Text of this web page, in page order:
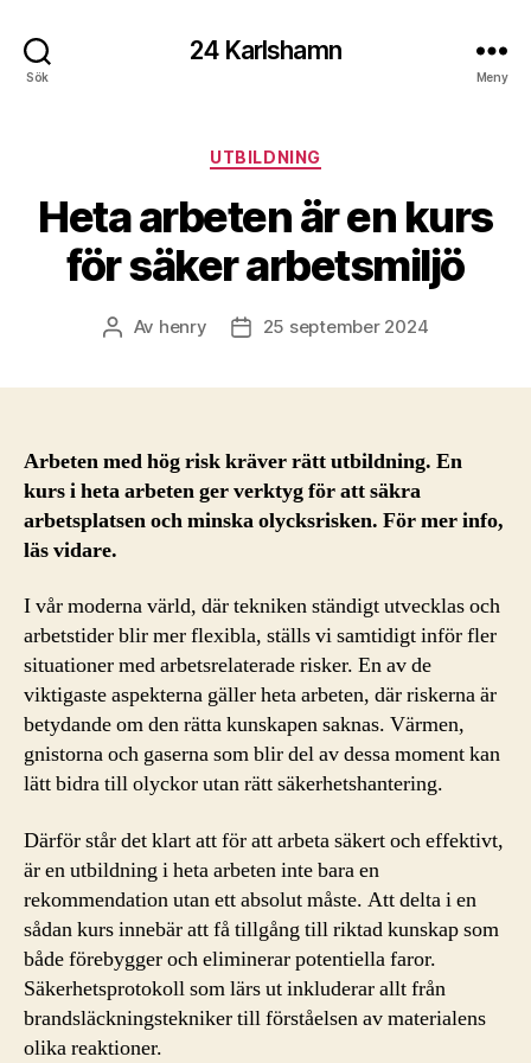
Sök
24 Karlshamn
Meny
Kategorier
UTBILDNING
Heta arbeten är en kurs
för säker arbetsmiljö
Inläggsförfattare
Av henry Inläggsdatum
25 september 2024
Arbeten med hög risk kräver rätt utbildning. En
kurs i heta arbeten ger verktyg för att säkra
arbetsplatsen och minska olycksrisken. För mer info,
läs vidare.
I vår moderna värld, där tekniken ständigt utvecklas och
arbetstider blir mer flexibla, ställs vi samtidigt inför fler
situationer med arbetsrelaterade risker. En av de
viktigaste aspekterna gäller heta arbeten, där riskerna är
betydande om den rätta kunskapen saknas. Värmen,
gnistorna och gaserna som blir del av dessa moment kan
lätt bidra till olyckor utan rätt säkerhetshantering.
Därför står det klart att för att arbeta säkert och effektivt,
är en utbildning i heta arbeten inte bara en
rekommendation utan ett absolut måste. Att delta i en
sådan kurs innebär att få tillgång till riktad kunskap som
både förebygger och eliminerar potentiella faror.
Säkerhetsprotokoll som lärs ut inkluderar allt från
brandsläckningstekniker till förståelsen av materialens
olika reaktioner.